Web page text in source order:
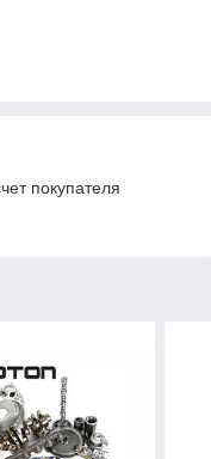
покупателя